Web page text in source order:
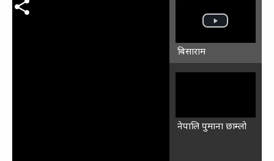
बिसाराम
नेपालि पुमाना छाम्‍लो